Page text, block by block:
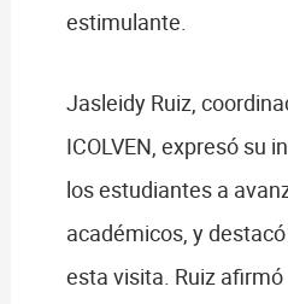
estimulante.
Jasleidy Ruiz,
ICOLVEN, expresó su
los estudiantes a
académicos, y
esta visita. Ruiz